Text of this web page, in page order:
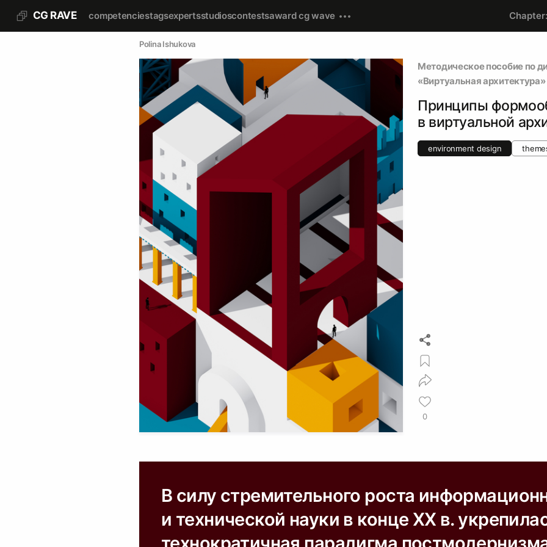
CG RAVE competenciestagsexpertsstudioscontestsaward cg wave Chapter:
Polina Ishukova
Методическое пособие по
«Виртуальная архитектура»
Принципы
в виртуальной
environment design
0
В силу стремительного роста
и технической науки в конце XX в.